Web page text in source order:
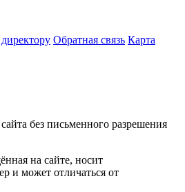
Обратная связь Карта
без письменного разрешения
на сайте, носит
и может отличаться от